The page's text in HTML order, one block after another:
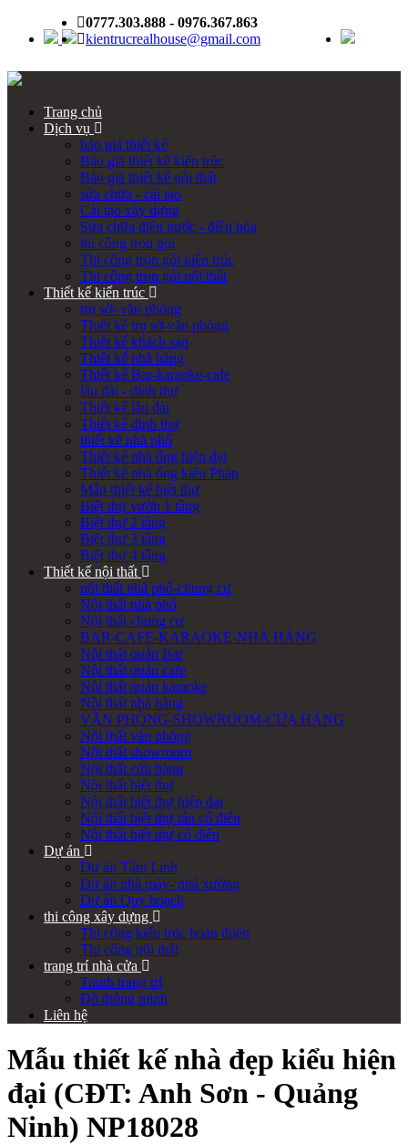
0777.303.888 - 0976.367.863
kientrucrealhouse@gmail.com
Trang chủ
Dịch vụ
báo giá thiết kế
Báo giá thiết kế kiến trúc
Báo giá thiết kế nội thất
sửa chữa - cải tạo
Cải tạo xây dựng
Sửa chữa điện nước - điều hòa
thi công trọn gói
Thi công trọn gói kiến trúc
Thi công trọn gói nội thất
Thiết kế kiến trúc
trụ sở- văn phòng
Thiết kế trụ sở-văn phòng
Thiết kế khách sạn
Thiết kế nhà hàng
Thiết kế Bar-karaoke-cafe
lâu đài - dinh thự
Thiết kế lâu đài
Thiết kế dinh thự
thiết kế nhà phố
Thiết kế nhà ống hiện đại
Thiết kế nhà ống kiểu Pháp
Mẫu thiết kế biệt thự
Biệt thự vườn 1 tầng
Biệt thự 2 tầng
Biệt thự 3 tầng
Biệt thự 4 tầng
Thiết kế nội thất
nội thất nhà phố-chung cư
Nội thất nhà phố
Nội thất chung cư
BAR-CAFE-KARAOKE-NHÀ HÀNG
Nội thất quán Bar
Nội thất quán cafe
Nội thất quán karaoke
Nội thất nhà hàng
VĂN PHÒNG-SHOWROOM-CỬA HÀNG
Nội thất văn phòng
Nội thất showroom
Nội thất cửa hàng
Nội thất biệt thự
Nội thất biệt thự hiện đại
Nội thất biệt thự tân cổ điển
Nội thất biệt thự cổ điển
Dự án
Dự án Tâm Linh
Dự án nhà máy- nhà xưởng
Dự án Quy hoạch
thi công xây dựng
Thi công kiến trúc hoàn thiện
Thi công nội thất
trang trí nhà cửa
Tranh trang trí
Đồ thông minh
Liên hệ
Mẫu thiết kế nhà đẹp kiểu hiện
đại (CĐT: Anh Sơn - Quảng
Ninh) NP18028